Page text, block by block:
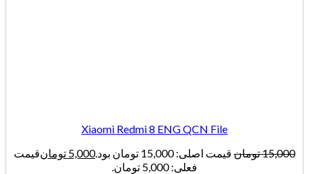
Xiaomi Redmi 8 ENG QCN File
15,000تومانقیمت اصلی: 15,000 تومان بود. 5,000تومانقیمت
فعلی: 5,000 تومان.